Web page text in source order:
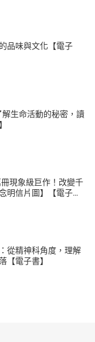
品味與文化【電子
生命活動的秘密，讀
現象級巨作！改變千
明信片圖】【電子
從精神科角度，理解
【電子書】